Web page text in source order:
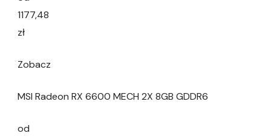
1177,48
zł
Zobacz
MSI Radeon RX 6600 MECH 2X 8GB GDDR6
od